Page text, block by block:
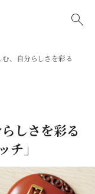
、自分らしさを彩る
しさを彩る
チ」